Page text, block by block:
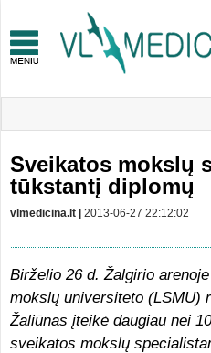
Sveikatos mokslų
tūkstantį diplomų
vlmedicina.lt | 2013-06-27 22:12:02
Birželio 26 d. Žalgirio
mokslų universiteto (LSMU)
Žaliūnas įteikė daugiau nei
sveikatos mokslų